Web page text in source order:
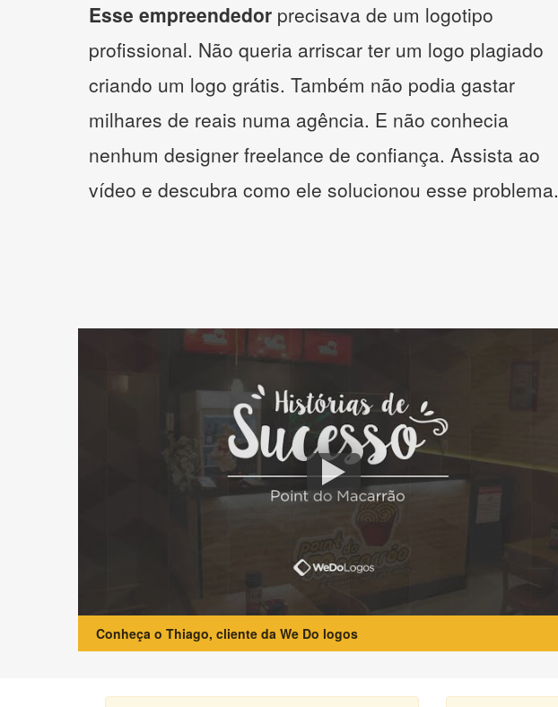
Esse empreendedor precisava de um logotipo
profissional. Não queria arriscar ter um logo plagiado
criando um logo grátis. Também não podia gastar
milhares de reais numa agência. E não conhecia
nenhum designer freelance de confiança. Assista ao
vídeo e descubra como ele solucionou esse problema.
Conheça o Thiago, cliente da We Do logos